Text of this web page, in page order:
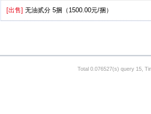
[出售]无油贰分 5捆（1500.00元/捆）
Total 0.076527(s) query 15,